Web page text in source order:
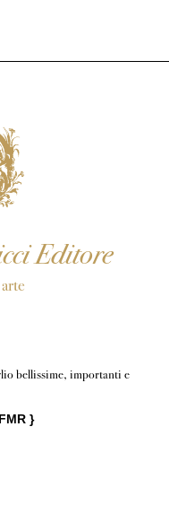
Editore
bellissime, importanti e
}